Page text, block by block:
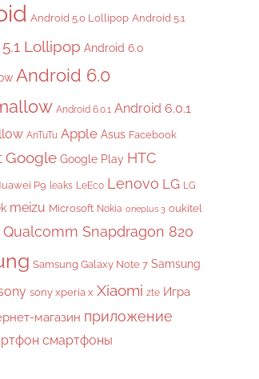
Android 5.0 Lollipop Android 5.1
Lollipop Android 6.0
Android 6.0
Android 6.0.1 Android 6.0.1
AnTuTu Apple Asus Facebook
Google Google Play HTC
P9 leaks LeEco Lenovo LG LG
meizu Microsoft Nokia oneplus 3 oukitel
Qualcomm Snapdragon 820
Samsung Galaxy Note 7 Samsung
sony xperia x Xiaomi zte Игра
магазин приложение
смартфоны